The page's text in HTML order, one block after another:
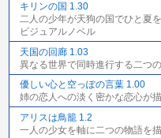
キリンの国 1.30
二人の少年が天狗の国でひと夏
ビジュアルノベル
天国の回廊 1.03
異なる世界で同時進行する二つ
優しい心と空っぽの言葉 1.00
姉の恋人への淡く密かな恋心が
アリスは鳥籠 1.2
一人の少女を軸に二つの物語を